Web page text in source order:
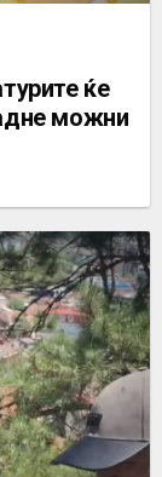
ќе
можни